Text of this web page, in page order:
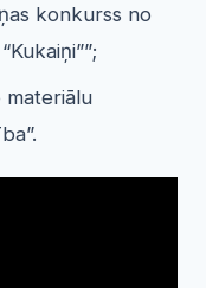
konkurss no
materiālu